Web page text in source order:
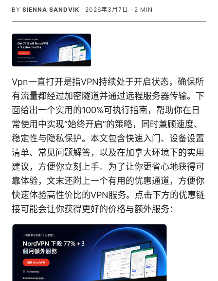
BY SIENNA SANDVIK · 2026年3月7日 · 2 MIN
Vpn一直打开是指VPN持续处于开启状态，确保所
有流量都经过加密隧道并通过远程服务器传输。下
面给出一个实用的100%可执行指南，帮助你在日
常使用中实现“始终开启”的策略，同时兼顾速度、
稳定性与隐私保护。本文包含快速入门、设备设置
清单、常见问题解答，以及在加拿大环境下的实用
建议，方便你立刻上手。为了让你更省心地获得可
靠体验，文末还附上一个有用的优惠通道，方便你
快速体验高性价比的VPN服务。点击下方的优惠链
接可能会让你获得更好的价格与额外服务：